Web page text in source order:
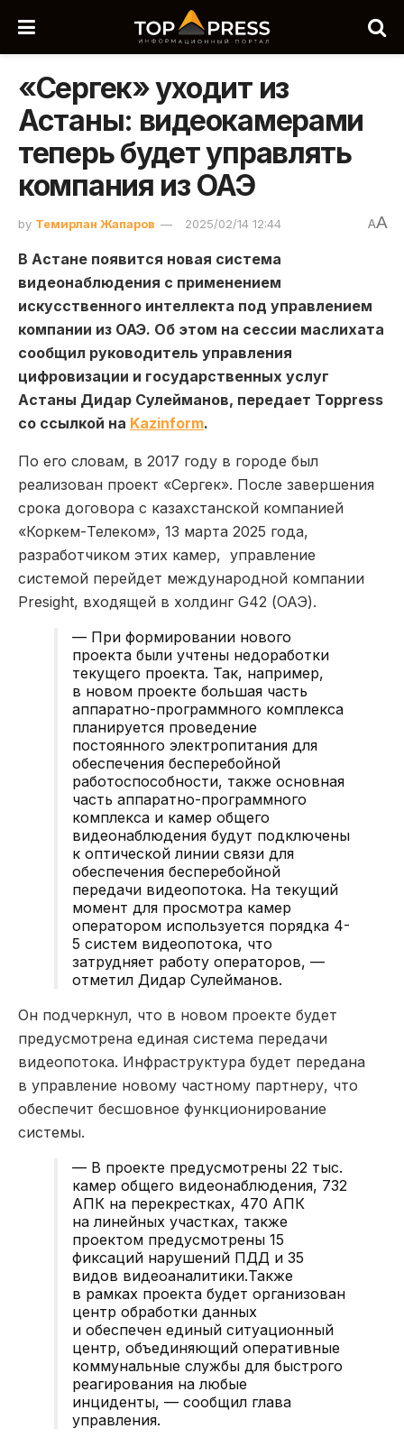
«Сергек» уходит из
Астаны: видеокамерами
теперь будет управлять
компания из ОАЭ
by Темирлан Жапаров 2025/02/14 12:44 AA
В Астане появится новая система
видеонаблюдения с применением
искусственного интеллекта под управлением
компании из ОАЭ. Об этом на сессии маслихата
сообщил руководитель управления
цифровизации и государственных услуг
Астаны Дидар Сулейманов, передает Toppress
со ссылкой на Kazinform.
По его словам, в 2017 году в городе был
реализован проект «Сергек». После завершения
срока договора с казахстанской компанией
«Коркем-Телеком», 13 марта 2025 года,
разработчиком этих камер, управление
системой перейдет международной компании
Presight, входящей в холдинг G42 (ОАЭ).
— При формировании нового
проекта были учтены недоработки
текущего проекта. Так, например,
в новом проекте большая часть
аппаратно-программного комплекса
планируется проведение
постоянного электропитания для
обеспечения бесперебойной
работоспособности, также основная
часть аппаратно-программного
комплекса и камер общего
видеонаблюдения будут подключены
к оптической линии связи для
обеспечения бесперебойной
передачи видеопотока. На текущий
момент для просмотра камер
оператором используется порядка 4-
5 систем видеопотока, что
затрудняет работу операторов, —
отметил Дидар Сулейманов.
Он подчеркнул, что в новом проекте будет
предусмотрена единая система передачи
видеопотока. Инфраструктура будет передана
в управление новому частному партнеру, что
обеспечит бесшовное функционирование
системы.
— В проекте предусмотрены 22 тыс.
камер общего видеонаблюдения, 732
АПК на перекрестках, 470 АПК
на линейных участках, также
проектом предусмотрены 15
фиксаций нарушений ПДД и 35
видов видеоаналитики.Также
в рамках проекта будет организован
центр обработки данных
и обеспечен единый ситуационный
центр, объединяющий оперативные
коммунальные службы для быстрого
реагирования на любые
инциденты, — сообщил глава
управления.